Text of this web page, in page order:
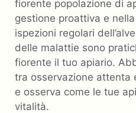
fiorente popolazione di
gestione proattiva e
ispezioni regolari
delle malattie sono
fiorente il tuo apiario.
tra osservazione attenta
e osserva come le tue
vitalità.